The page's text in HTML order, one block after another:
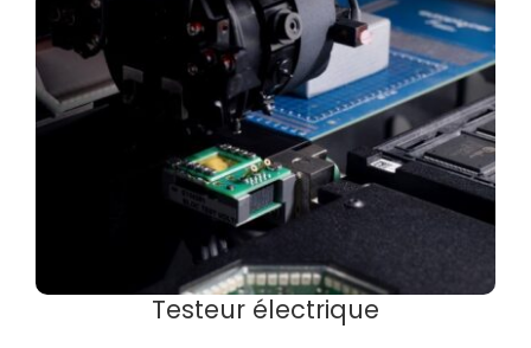
Testeur électrique